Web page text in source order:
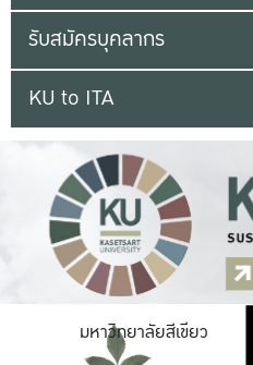
รับสมัครบุคลากร
KU to ITA
มหาวิทยาลัยสีเขียว